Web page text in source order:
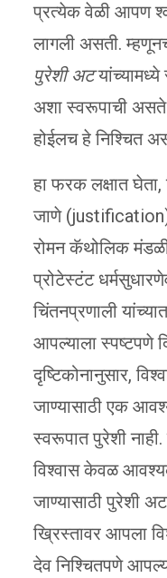
प्रत्येक वेळी आपण
लागली असती.
पुरेशी अट
अशा स्वरूपाची असते
होईलच हे निश्चित
हा फरक लक्षात घेता,
जाणे (justification)
रोमन कॅथोलिक
प्रोटेस्टंट
चिंतनप्रणाली
आपल्याला स्पष्टपणे
दृष्टिकोनानुसार,
जाण्यासाठी एक
स्वरूपात पुरेशी
विश्वास केवळ
जाण्यासाठी पुरेशी
ख्रिस्तावर आपला
देव निश्चितपणे